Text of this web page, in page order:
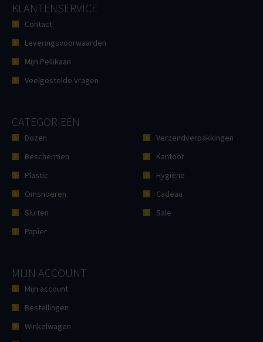
KLANTENSERVICE
Contact
Leveringsvoorwaarden
Mijn Pellikaan
Veelgestelde vragen
CATEGORIEËN
Dozen
Beschermen
Plastic
Omsnoeren
Sluiten
Papier
Verzendverpakkingen
Kantoor
Hygiëne
Cadeau
Sale
MIJN ACCOUNT
Mijn account
Bestellingen
Winkelwagen